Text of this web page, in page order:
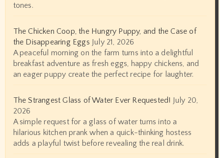
tones.
The Chicken Coop, the Hungry Puppy, and the Case of
the Disappearing Eggs July 21, 2026
A peaceful morning on the farm turns into a delightful
breakfast adventure as fresh eggs, happy chickens, and
an eager puppy create the perfect recipe for laughter.
The Strangest Glass of Water Ever Requested! July 20,
2026
A simple request for a glass of water turns into a
hilarious kitchen prank when a quick-thinking hostess
adds a playful twist before revealing the real drink.